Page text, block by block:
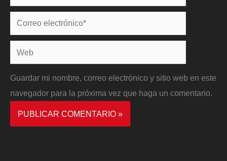
Correo
electrónico*
Web
Guardar mi nombre, correo electrónico y sitio web en este
navegador para la próxima vez que haga un comentario.